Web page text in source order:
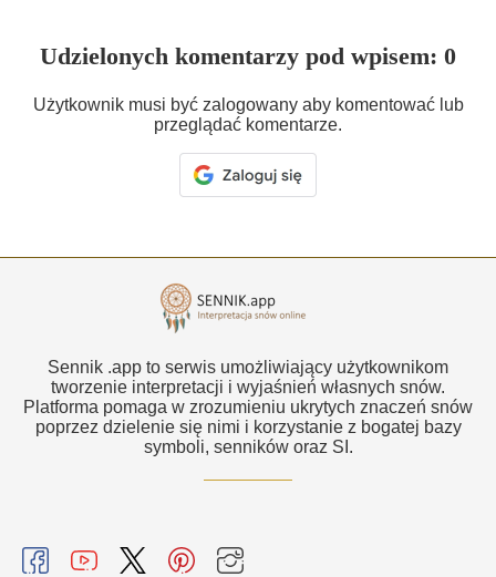
Udzielonych komentarzy pod wpisem: 0
Użytkownik musi być zalogowany aby komentować lub
przeglądać komentarze.
Sennik .app to serwis umożliwiający użytkownikom
tworzenie interpretacji i wyjaśnień własnych snów.
Platforma pomaga w zrozumieniu ukrytych znaczeń snów
poprzez dzielenie się nimi i korzystanie z bogatej bazy
symboli, senników oraz SI.